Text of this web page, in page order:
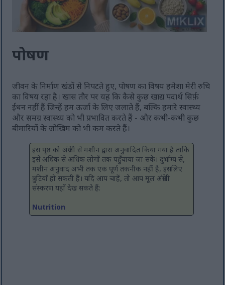
पोषण
जीवन के निर्माण खंडों से निपटते हुए, पोषण का विषय हमेशा मेरी रुचि
का विषय रहा है। खास तौर पर यह कि कैसे कुछ खाद्य पदार्थ सिर्फ़
ईंधन नहीं हैं जिन्हें हम ऊर्जा के लिए जलाते हैं, बल्कि हमारे स्वास्थ्य
और समग्र स्वास्थ्य को भी प्रभावित करते हैं - और कभी-कभी कुछ
बीमारियों के जोखिम को भी कम करते हैं।
इस पृष्ठ को अंग्रेजी से मशीन द्वारा अनुवादित किया गया है ताकि
इसे अधिक से अधिक लोगों तक पहुँचाया जा सके। दुर्भाग्य से,
मशीन अनुवाद अभी तक एक पूर्ण तकनीक नहीं है, इसलिए
त्रुटियाँ हो सकती हैं। यदि आप चाहें, तो आप मूल अंग्रेजी
संस्करण यहाँ देख सकते हैं:
Nutrition